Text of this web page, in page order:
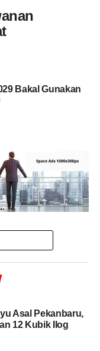
Bakal Gunakan
Asal Pekanbaru,
12 Kubik Ilog